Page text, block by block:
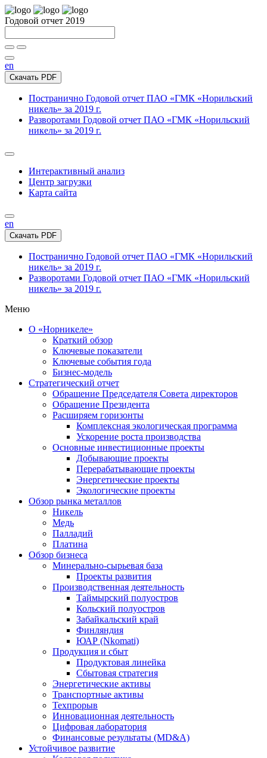
Годовой отчет 2019
en
Скачать PDF
Постранично Годовой отчет ПАО «ГМК «Норильский
никель» за 2019 г.
Разворотами Годовой отчет ПАО «ГМК «Норильский
никель» за 2019 г.
Интерактивный анализ
Центр загрузки
Карта сайта
en
Скачать PDF
Постранично Годовой отчет ПАО «ГМК «Норильский
никель» за 2019 г.
Разворотами Годовой отчет ПАО «ГМК «Норильский
никель» за 2019 г.
Меню
О «Норникеле»
Краткий обзор
Ключевые показатели
Ключевые события года
Бизнес-модель
Стратегический отчет
Обращение Председателя Совета директоров
Обращение Президента
Расширяем горизонты
Комплексная экологическая программа
Ускорение роста производства
Основные инвестиционные проекты
Добывающие проекты
Перерабатывающие проекты
Энергетические проекты
Экологические проекты
Обзор рынка металлов
Никель
Медь
Палладий
Платина
Обзор бизнеса
Минерально-сырьевая база
Проекты развития
Производственная деятельность
Таймырский полуостров
Кольский полуостров
Забайкальский край
Финляндия
ЮАР (Nkomati)
Продукция и сбыт
Продуктовая линейка
Сбытовая стратегия
Энергетические активы
Транспортные активы
Техпрорыв
Инновационная деятельность
Цифровая лаборатория
Финансовые результаты (MD&A)
Устойчивое развитие